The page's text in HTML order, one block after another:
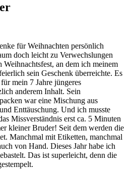
für Weihnachten persönlich
doch leicht zu Verwechslungen
an dem ich meinem
sein Geschenk überreichte. Es
mein 7 Jahre jüngeres
anderem Inhalt. Sein
war eine Mischung aus
Enttäuschung. Und ich musste
Missverständnis erst ca. 5 Minuten
kleiner Bruder! Seit dem werden die
Manchmal mit Etiketten, manchmal
von Hand. Dieses Jahr habe ich
Das ist superleicht, denn die